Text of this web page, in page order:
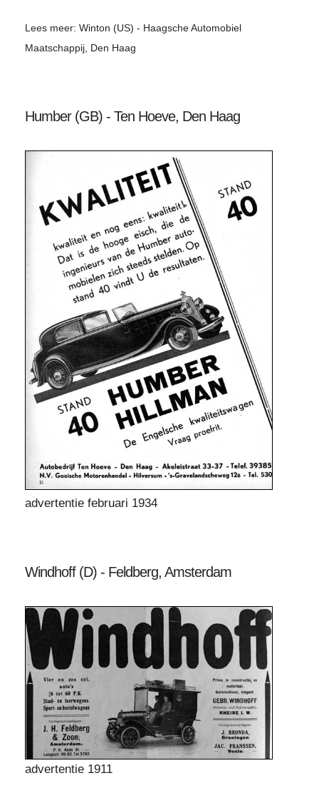
Lees meer: Winton (US) - Haagsche Automobiel
Maatschappij, Den Haag
Humber (GB) - Ten Hoeve, Den Haag
advertentie februari 1934
Windhoff (D) - Feldberg, Amsterdam
advertentie 1911